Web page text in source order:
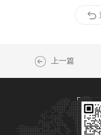
上一篇